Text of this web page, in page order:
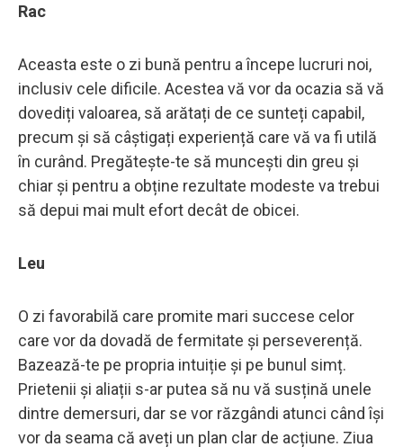
Rac
Aceasta este o zi bună pentru a începe lucruri noi,
inclusiv cele dificile. Acestea vă vor da ocazia să vă
dovediți valoarea, să arătați de ce sunteți capabil,
precum și să câștigați experiență care vă va fi utilă
în curând. Pregătește-te să muncești din greu și
chiar și pentru a obține rezultate modeste va trebui
să depui mai mult efort decât de obicei.
Leu
O zi favorabilă care promite mari succese celor
care vor da dovadă de fermitate și perseverență.
Bazează-te pe propria intuiție și pe bunul simț.
Prietenii și aliații s-ar putea să nu vă susțină unele
dintre demersuri, dar se vor răzgândi atunci când își
vor da seama că aveți un plan clar de acțiune. Ziua